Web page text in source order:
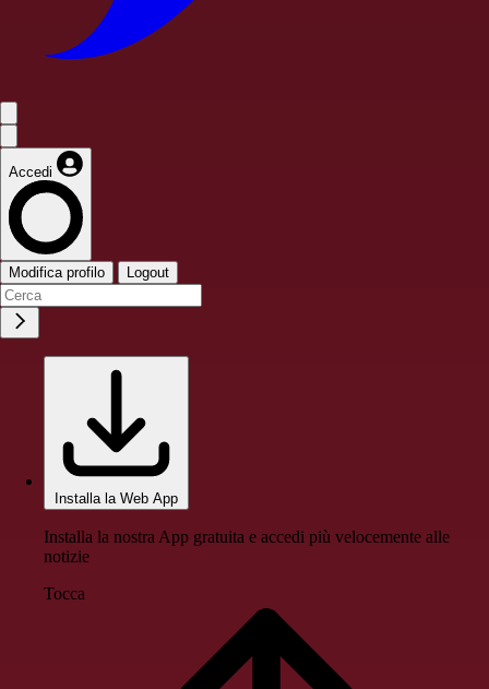
Accedi
Modifica profilo Logout
Installa la Web App
Installa la nostra App gratuita e accedi più velocemente alle
notizie
Tocca